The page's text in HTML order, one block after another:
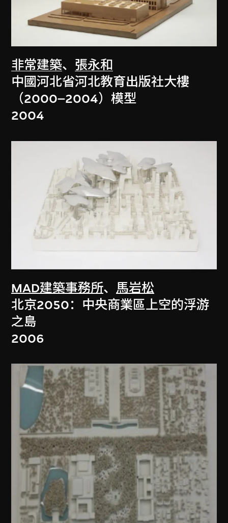
非常建築、 張永和
中國河北省河北教育出版社大樓
（2000–2004）模型
2004
MAD建築事務所、 馬岩松
北京2050：中央商業區上空的浮游
之島
2006